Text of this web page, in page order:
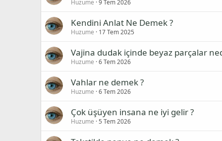
Huzume 9 Tem 2026
Kendini Anlat Ne Demek ?
Huzume 17 Tem 2025
Vajina dudak içinde beyaz parçalar
Huzume 6 Tem 2026
Vahlar ne demek ?
Huzume 6 Tem 2026
Çok üşüyen insana ne iyi gelir ?
Huzume 5 Tem 2026